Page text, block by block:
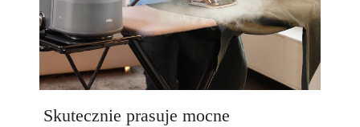
Skutecznie prasuje mocne